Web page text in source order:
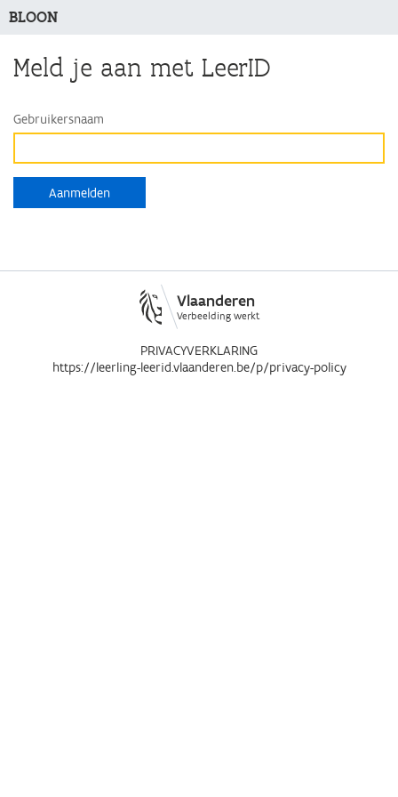
BLOON
Meld je aan met LeerID
Gebruikersnaam
Vlaanderen
Verbeelding werkt
PRIVACYVERKLARING
https://leerling-leerid.vlaanderen.be/p/privacy-policy